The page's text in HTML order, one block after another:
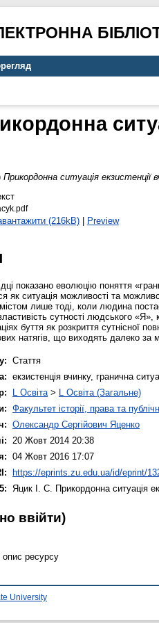
Прикордонна ситуація екзистенції
(216kB)| Preview
показано еволюцію поняття
як ситуація можливості та
лише тоді, коли людина
сутності людського
буття як розкриття сутнісної
натягів, що виходять далеко за
Стаття
екзистенція вчинку, гранична
L Освіта > L Освіта (Загальне)
Факультет історії, права та
Олександр Сергійович Яценко
20 Жовт 2014 20:38
04 Жовт 2016 17:07
https://eprints.zu.edu.ua/id/eprint/
Яцик І. С. Прикордонна ситуація
ввійти)
ресурсу
University